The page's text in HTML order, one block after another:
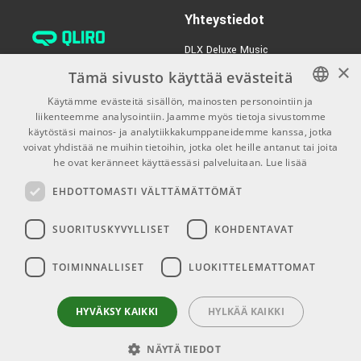
Samson Satellite USB
Microphone
Yhteystiedot
DLX Deluxe Music
verkkokaupan asiakaspalvelu:
tilaus@dlxmusic.fi
Puh: 0207 282240 (arkisin klo
13-17)
Puh: 0207 282250 (myymälä)
00580 Helsinki
Y-tunnus: 1983522-7
La 10-15
FINNISH
FINNISH
×
Tämä sivusto käyttää evästeitä
Käytämme evästeitä sisällön, mainosten personointiin ja
liikenteemme analysointiin. Jaamme myös tietoja sivustomme
käytöstäsi mainos- ja analytiikkakumppaneidemme kanssa, jotka
voivat yhdistää ne muihin tietoihin, jotka olet heille antanut tai joita
he ovat keränneet käyttäessäsi palveluitaan. Lue lisää
EHDOTTOMASTI VÄLTTÄMÄTTÖMÄT
SUORITUSKYVYLLISET KOHDENTAVAT
TOIMINNALLISET LUOKITTELEMATTOMAT
HYVÄKSY KAIKKI HYLKÄÄ KAIKKI
NÄYTÄ TIEDOT